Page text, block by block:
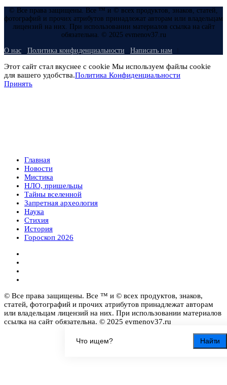
Найти
© Все права защищены. Все ™ и © всех продуктов, знаков, статей,
фотографий и прочих атрибутов принадлежат авторам или владельцам
лицензий на них. При использовании материалов ссылка на сайт
обязательна. © 2025 evmenov37.ru
О нас Политика конфиденциальности Написать нам
Этот сайт стал вкуснее с cookie Мы используем файлы cookie
для вашего удобства.Политика Конфиденциальности
Принять
Главная
Новости
Мистика
НЛО, пришельцы
Тайны вселенной
Запретная археология
Наука
Стихия
История
Гороскоп 2026
© Все права защищены. Все ™ и © всех продуктов, знаков,
статей, фотографий и прочих атрибутов принадлежат авторам
или владельцам лицензий на них. При использовании материалов
ссылка на сайт обязательна. © 2025 evmenov37.ru